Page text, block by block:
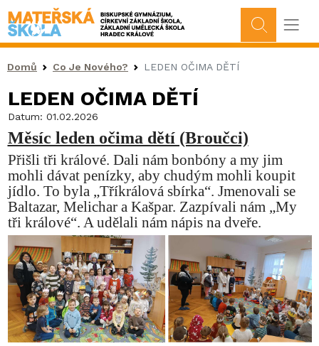
Drobečková navigace
Domů Co Je Nového? LEDEN OČIMA DĚTÍ
LEDEN OČIMA DĚTÍ
Datum: 01.02.2026
Měsíc leden očima dětí (Broučci)
Přišli tři králové. Dali nám bonbóny a my jim
mohli dávat penízky, aby chudým mohli koupit
jídlo. To byla „Tříkrálová sbírka“. Jmenovali se
Baltazar, Melichar a Kašpar. Zazpívali nám „My
tři králové“. A udělali nám nápis na dveře.